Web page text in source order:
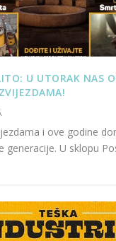
U UTORAK NAS
i ove godine
generacije. U sklopu